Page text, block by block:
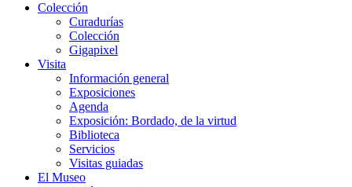
Colección
Curadurías
Colección
Gigapixel
Visita
Información general
Exposiciones
Agenda
Exposición: Bordado, de la virtud
Biblioteca
Servicios
Visitas guiadas
El Museo